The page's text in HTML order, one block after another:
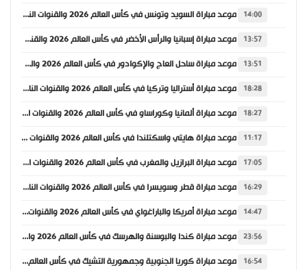
14:00 موعد مباراة السويد وتونس في كأس العالم 2026 والقنوات الناقلة
13:57 موعد مباراة إسبانيا والرأس الأخضر في كأس العالم 2026 والقنوات الناقلة
13:51 موعد مباراة ساحل العاج والإكوادور في كأس العالم 2026 والقنوات الناقلة
18:28 موعد مباراة أستراليا وتركيا في كأس العالم 2026 والقنوات الناقلة
18:27 موعد مباراة ألمانيا وكوراساو في كأس العالم 2026 والقنوات الناقلة
11:17 موعد مباراة هايتي واسكتلندا في كأس العالم 2026 والقنوات الناقلة
17:05 موعد مباراة البرازيل والمغرب في كأس العالم 2026 والقنوات الناقلة
16:29 موعد مباراة قطر وسويسرا في كأس العالم 2026 والقنوات الناقلة
14:47 موعد مباراة أمريكا والباراغواي في كأس العالم 2026 والقنوات الناقلة
23:56 موعد مباراة كندا والبوسنة والهرسك في كأس العالم 2026 والقنوات الناقلة
16:54 موعد مباراة كوريا الجنوبية وجمهورية التشيك في كأس العالم 2026 والقنوات الناقلة